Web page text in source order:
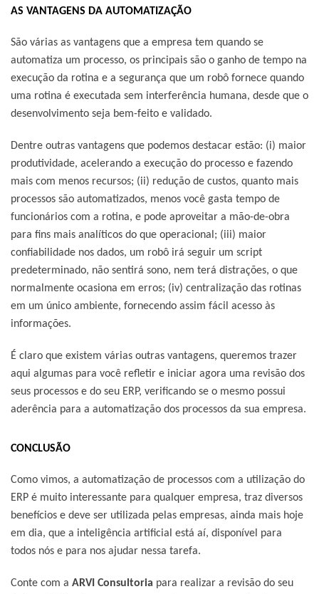
AS VANTAGENS DA AUTOMATIZAÇÃO
São várias as vantagens que a empresa tem quando se
automatiza um processo, os principais são o ganho de tempo na
execução da rotina e a segurança que um robô fornece quando
uma rotina é executada sem interferência humana, desde que o
desenvolvimento seja bem-feito e validado.
Dentre outras vantagens que podemos destacar estão: (i) maior
produtividade, acelerando a execução do processo e fazendo
mais com menos recursos; (ii) redução de custos, quanto mais
processos são automatizados, menos você gasta tempo de
funcionários com a rotina, e pode aproveitar a mão-de-obra
para fins mais analíticos do que operacional; (iii) maior
confiabilidade nos dados, um robô irá seguir um script
predeterminado, não sentirá sono, nem terá distrações, o que
normalmente ocasiona em erros; (iv) centralização das rotinas
em um único ambiente, fornecendo assim fácil acesso às
informações.
É claro que existem várias outras vantagens, queremos trazer
aqui algumas para você refletir e iniciar agora uma revisão dos
seus processos e do seu ERP, verificando se o mesmo possui
aderência para a automatização dos processos da sua empresa.
CONCLUSÃO
Como vimos, a automatização de processos com a utilização do
ERP é muito interessante para qualquer empresa, traz diversos
benefícios e deve ser utilizada pelas empresas, ainda mais hoje
em dia, que a inteligência artificial está aí, disponível para
todos nós e para nos ajudar nessa tarefa.
Conte com a ARVI Consultoria para realizar a revisão do seu